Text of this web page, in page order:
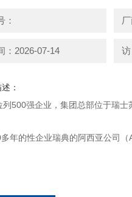
：
：2026-07-14
：
列500强企业，集团总部位于瑞士
年的性企业瑞典的阿西亚公司（